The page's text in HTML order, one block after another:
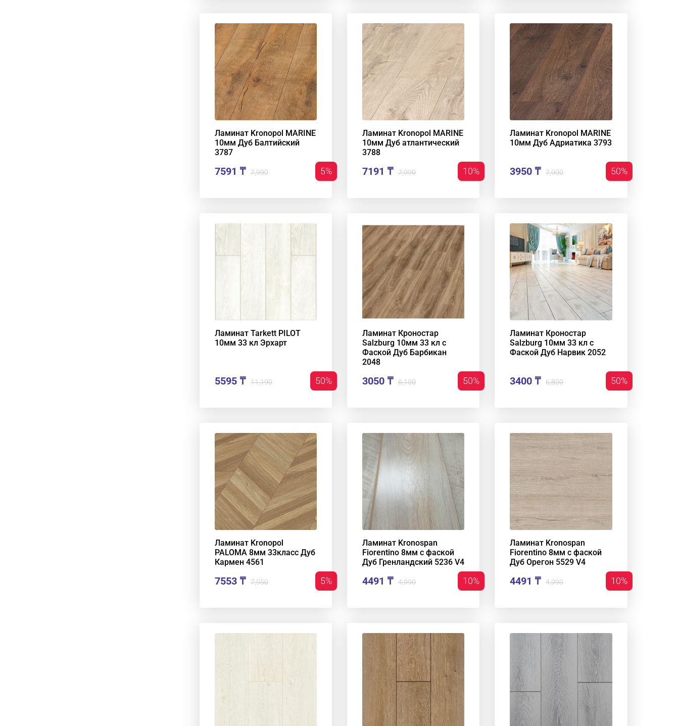
Ламинат Kronopol MARINE
10мм Дуб Балтийский
3787
7591 ₸ 7,990 5%
Ламинат Kronopol MARINE
10мм Дуб атлантический
3788
7191 ₸ 7,990 10%
Ламинат Kronopol MARINE
10мм Дуб Адриатика 3793
3950 ₸ 7,900 50%
Ламинат Tarkett PILOT
10мм 33 кл Эрхарт
5595 ₸ 11,190 50%
Ламинат Кроностар
Salzburg 10мм 33 кл с
Фаской Дуб Барбикан
2048
3050 ₸ 6,100 50%
Ламинат Кроностар
Salzburg 10мм 33 кл с
Фаской Дуб Нарвик 2052
3400 ₸ 6,800 50%
Ламинат Kronopol
PALOMA 8мм 33класс Дуб
Кармен 4561
7553 ₸ 7,950 5%
Ламинат Kronospan
Fiorentino 8мм с фаской
Дуб Гренландский 5236 V4
4491 ₸ 4,990 10%
Ламинат Kronospan
Fiorentino 8мм с фаской
Дуб Орегон 5529 V4
4491 ₸ 4,990 10%